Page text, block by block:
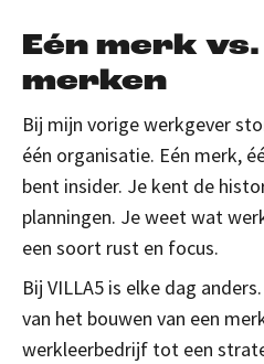
Eén merk
merken
Bij mijn vorige werkgever
één organisatie. Eén merk,
bent insider. Je kent de
planningen. Je weet wat
een soort rust en focus.
Bij VILLA5 is elke dag
van het bouwen van een
werkleerbedrijf tot een